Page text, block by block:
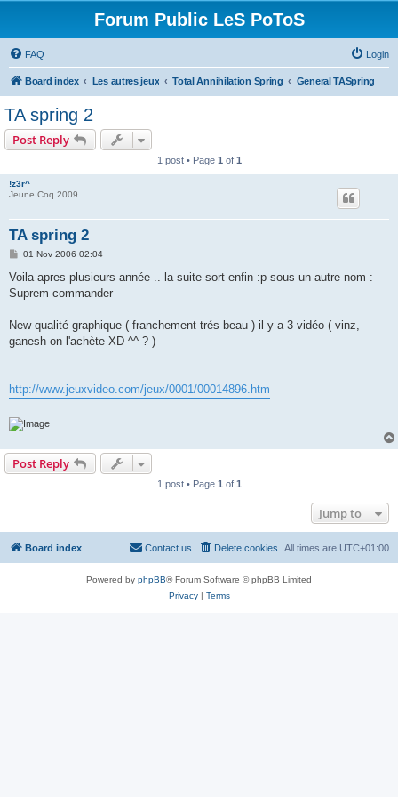
Forum Public LeS PoToS
FAQ Login
Board index Les autres jeux Total Annihilation Spring General TASpring
TA spring 2
Post Reply
1 post • Page 1 of 1
!z3r^
Jeune Coq 2009
TA spring 2
P
s
01 Nov 2006 02:04
Voila apres plusieurs année .. la suite sort enfin :p sous un autre nom :
Suprem commander
New qualité graphique ( franchement trés beau ) il y a 3 vidéo ( vinz,
ganesh on l'achète XD ^^ ? )
http://www.jeuxvideo.com/jeux/0001/00014896.htm
Post Reply
1 post • Page 1 of 1
Jump to
Board index All times are UTC+01:00
Delete cookies
Contact us
Powered by phpBB® Forum Software © phpBB Limited
Privacy| Terms